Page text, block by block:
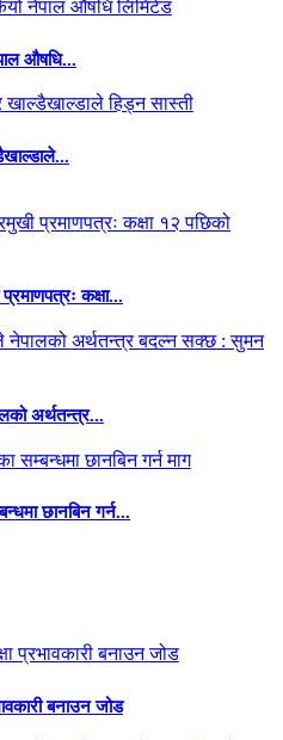
औषधि...
कक्षा...
अर्थतन्त्र...
छानबिन गर्न...
बनाउन जोड